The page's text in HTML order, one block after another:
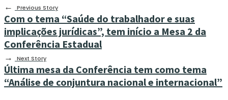
← Previous Story
Com o tema “Saúde do trabalhador e suas
implicações jurídicas”, tem início a Mesa 2 da
Conferência Estadual
→ Next Story
Última mesa da Conferência tem como tema
“Análise de conjuntura nacional e internacional”